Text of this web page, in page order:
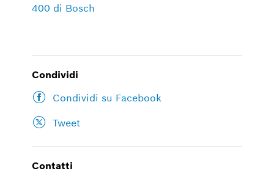
400 di Bosch
Condividi
Condividi su Facebook
Tweet
Contatti